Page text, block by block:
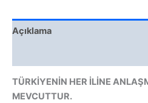
Açıklama
TÜRKİYENİN HER İLİNE
MEVCUTTUR.